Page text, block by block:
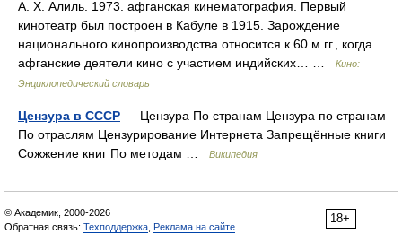
А. Х. Алиль. 1973. афганская кинематография. Первый
кинотеатр был построен в Кабуле в 1915. Зарождение
национального кинопроизводства относится к 60 м гг., когда
афганские деятели кино с участием индийских… …
Кино:
Энциклопедический словарь
Цензура в СССР — Цензура По странам Цензура по странам
По отраслям Цензурирование Интернета Запрещённые книги
Сожжение книг По методам …
Википедия
18+
© Академик, 2000-2026
Обратная связь: Техподдержка Реклама на сайте